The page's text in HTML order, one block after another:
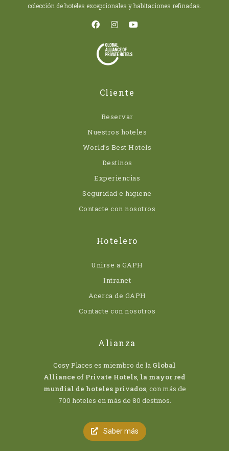
colección de hoteles excepcionales y habitaciones refinadas.
Cliente
Reservar
Nuestros hoteles
World’s Best Hotels
Destinos
Experiencias
Seguridad e higiene
Contacte con nosotros
Hotelero
Unirse a GAPH
Intranet
Acerca de GAPH
Contacte con nosotros
Alianza
Cosy Places es miembro de la Global
Alliance of Private Hotels, la mayor red
mundial de hoteles privados, con más de
700 hoteles en más de 80 destinos.
Saber más